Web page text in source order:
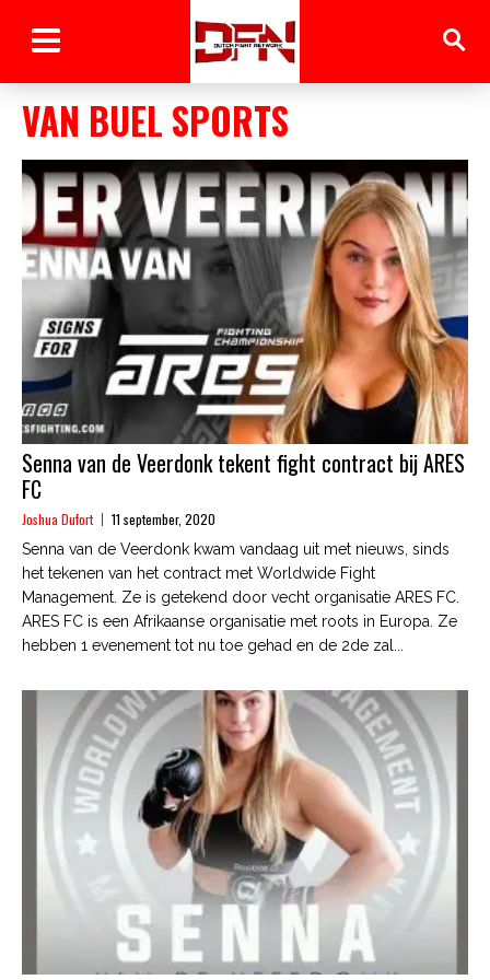
VAN BUEL SPORTS
Senna van de Veerdonk tekent fight contract bij ARES
FC
Joshua Dufort 11 september, 2020
Senna van de Veerdonk kwam vandaag uit met nieuws, sinds
het tekenen van het contract met Worldwide Fight
Management. Ze is getekend door vecht organisatie ARES FC.
ARES FC is een Afrikaanse organisatie met roots in Europa. Ze
hebben 1 evenement tot nu toe gehad en de 2de zal...